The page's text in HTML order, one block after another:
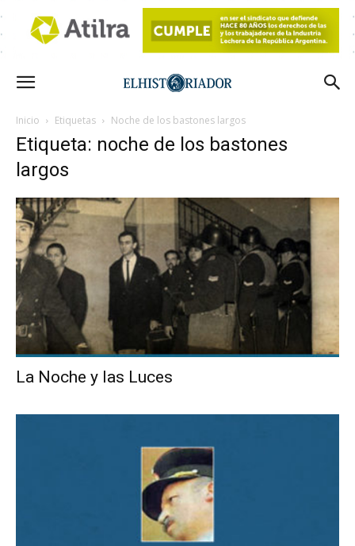
Inicio Etiquetas Noche de los bastones largos
Etiqueta: noche de los bastones
largos
La Noche y las Luces